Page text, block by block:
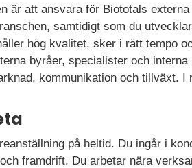
är att ansvara för Biototals
samtidigt som du
hög kvalitet, sker i rätt tempo
byråer, specialister och
kommunikation och tillväxt.
på heltid. Du ingår i
framdrift. Du arbetar nära